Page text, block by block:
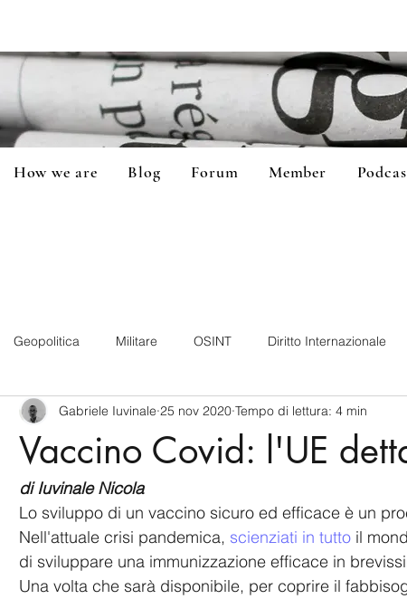
How we are Blog Forum Member
Geopolitica Militare OSINT Diritto Internazionale
Information Tecnology America-Latina e Caraibi
USA Nuova Zelanda
Australia Germania Europa Covid-19
Vaccino Covid: l'UE
Gabriele Iuvinale 25 nov 2020 Tempo di lettura: 4 min
di Iuvinale Nicola
Lo sviluppo di un vaccino sicuro ed efficace è un
Nell'attuale crisi pandemica, scienziati in tutto il
di sviluppare una immunizzazione efficace in
Una volta che sarà disponibile, per coprire il